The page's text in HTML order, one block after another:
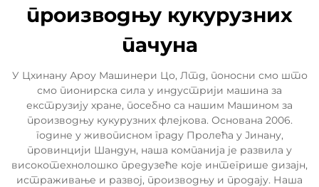
производњу кукурузних
пачуна
У Цхинану Ароу Машинери Цо, Лтд, поносни смо што
смо пионирска сила у индустрији машина за
екструзију хране, посебно са нашим Машином за
производњу кукурузних флејкова. Основана 2006.
године у живописном граду Пролећа у Јинану,
провинцији Шандун, наша компанија је развила у
високотехнолошко предузеће које интегрише дизајн,
истраживање и развој, производњу и продају. Наша